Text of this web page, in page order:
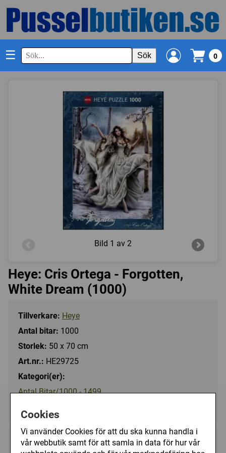
Cookies
Vi använder Cookies för att du ska kunna handla i
vår webbutik samt för att samla in data för hur vår
☰ Sök 0
Bild 1 av 2
Heye: Cris Ortega - Forgotten,
White Dream (1000)
Tillverkare: Heye
Antal bitar: 1000
Storlek: 50 x 70 cm
Art.nr.: HE29725
Kategori(er):
Antal Bitar/1000 - 1499
189 kr